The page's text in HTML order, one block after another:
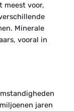
meest voor,
Minerale
vooral in
jaren